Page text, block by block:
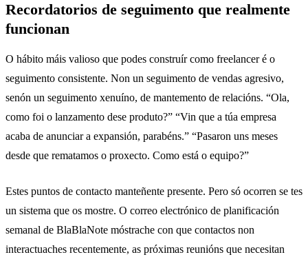
Recordatorios de seguimento que realmente
funcionan
O hábito máis valioso que podes construír como freelancer é o
seguimento consistente. Non un seguimento de vendas agresivo,
senón un seguimento xenuíno, de mantemento de relacións. “Ola,
como foi o lanzamento dese produto?” “Vin que a túa empresa
acaba de anunciar a expansión, parabéns.” “Pasaron uns meses
desde que rematamos o proxecto. Como está o equipo?”
Estes puntos de contacto manteñente presente. Pero só ocorren se tes
un sistema que os mostre. O correo electrónico de planificación
semanal de BlaBlaNote móstrache con que contactos non
interactuaches recentemente, as próximas reunións que necesitan